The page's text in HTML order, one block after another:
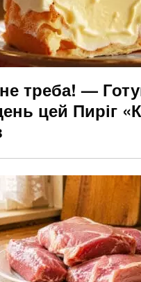
не треба! —
цей Пиріг